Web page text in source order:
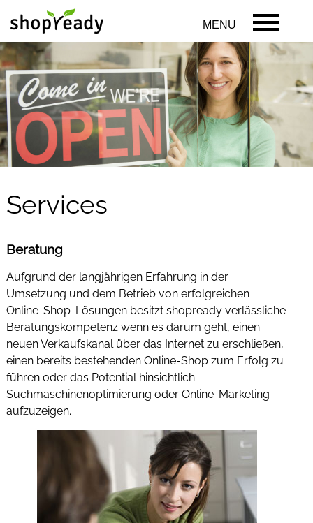
MENU
Services
Beratung
Aufgrund der langjährigen Erfahrung in der
Umsetzung und dem Betrieb von erfolgreichen
Online-Shop-Lösungen besitzt shopready verlässliche
Beratungskompetenz wenn es darum geht, einen
neuen Verkaufskanal über das Internet zu erschließen,
einen bereits bestehenden Online-Shop zum Erfolg zu
führen oder das Potential hinsichtlich
Suchmaschinenoptimierung oder Online-Marketing
aufzuzeigen.